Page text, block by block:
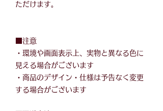
ただけます。
■注意
・環境や画面表示上、実物と異なる色に
見える場合がございます
・商品のデザイン・仕様は予告なく変更
する場合がございます